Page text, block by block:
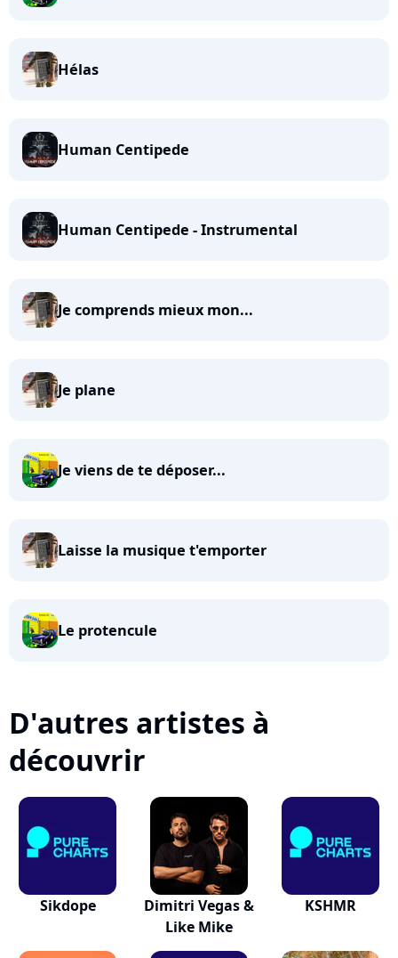
Hélas
Human Centipede
Human Centipede - Instrumental
Je comprends mieux mon...
Je plane
Je viens de te déposer...
Laisse la musique t'emporter
Le protencule
D'autres artistes à
découvrir
Sikdope
Dimitri Vegas &
Like Mike
KSHMR